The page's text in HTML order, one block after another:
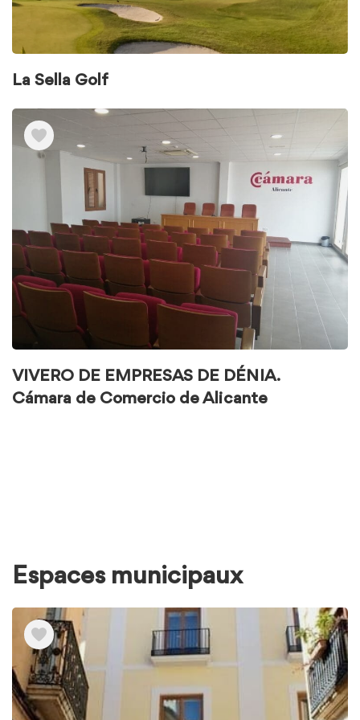
La Sella Golf
VIVERO DE EMPRESAS DE DÉNIA.
Cámara de Comercio de Alicante
Espaces municipaux
les
éléments
de
Espaces
municipaux